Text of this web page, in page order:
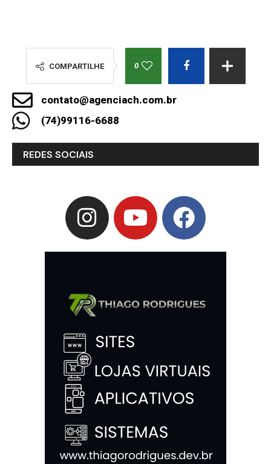
COMPARTILHE 0
contato@agenciach.com.br
(74)99116-6688
REDES SOCIAIS